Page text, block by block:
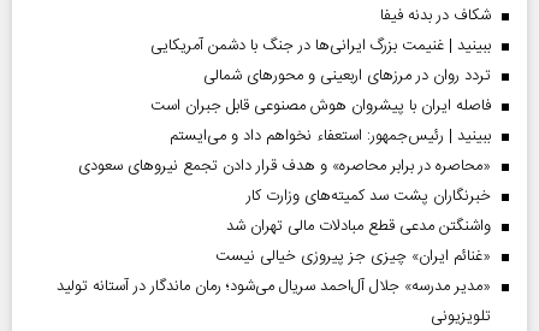
شکاف در بدنه فیفا
ببینید | غنیمت بزرگ ایرانی‌ها در جنگ با دشمن آمریکایی
تردد روان در مرزهای اربعینی و محورهای شمالی
فاصله ایران با پیشرو‌ان هوش مصنوعی قابل جبران است
ببینید | رئیس‌جمهور: استعفاء نخواهم داد و می‌ایستم
«محاصره در برابر محاصره» و هدف قرار دادن تجمع نیروهای سعودی
خبرنگاران پشت سد کمیته‌های وزارت کار
واشنگتن مدعی قطع مبادلات مالی تهران شد
«غنائم ایران» چیزی جز پیروزی خیالی نیست
«مدیر مدرسه» جلال آل‌احمد سریال می‌شود؛ رمان ماندگار در آستانه تولید
تلویزیونی